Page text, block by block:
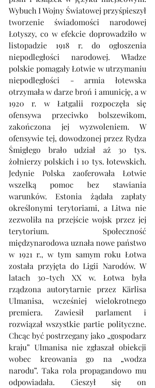
Wybuch I Wojny Światowej przyśpieszył
tworzenie świadomości narodowej
Łotyszy, co w efekcie doprowadziło w
listopadzie 1918 r. do ogłoszenia
niepodległości narodowej. Władze
polskie pomagały Łotwie w utrzymaniu
niepodległości - armia łotewska
otrzymała w darze broń i amunicję, a w
1920 r. w Łatgalii rozpoczęła się
ofensywa przeciwko bolszewikom,
zakończona jej wyzwoleniem. W
ofensywie tej, dowodzonej przez Rydza
Śmigłego brało udział aż 30 tys.
żołnierzy polskich i 10 tys. łotewskich.
Jedynie Polska zaoferowała Łotwie
wszelką pomoc bez stawiania
warunków. Estonia żądała zapłaty
określonymi terytoriami, a Litwa nie
zezwoliła na przejście wojsk przez jej
terytorium. Społeczność
międzynarodowa uznała nowe państwo
w 1921 r., w tym samym roku Łotwa
została przyjęta do Ligii Narodów. W
latach 30-tych XX w. Łotwa była
rządzona autorytarnie przez Kärlisa
Ulmanisa, wcześniej wielokrotnego
premiera. Zawiesił parlament i
rozwiązał wszystkie partie polityczne.
Chcąc być postrzegany jako „gospodarz
kraju” Ulmanisa nie zgłaszał obiekcji
wobec kreowania go na „wodza
narodu”. Taka rola propagandowo mu
odpowiadała. Cieszył się on